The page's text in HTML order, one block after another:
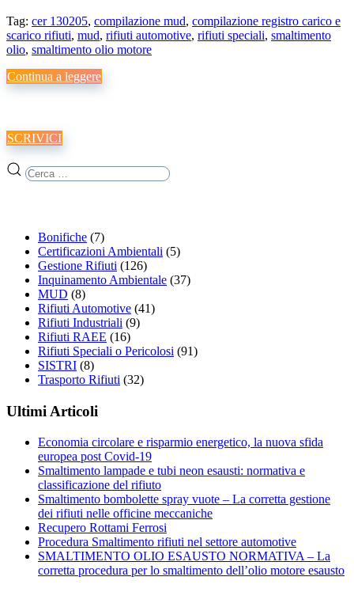
Tag: cer 130205, compilazione mud, compilazione registro carico e
scarico rifiuti, mud, rifiuti automotive, rifiuti speciali, smaltimento
olio, smaltimento olio motore
Continua a leggere
SCRIVICI
Bonifiche (7)
Certificazioni Ambientali (5)
Gestione Rifiuti (126)
Inquinamento Ambientale (37)
MUD (8)
Rifiuti Automotive (41)
Rifiuti Industriali (9)
Rifiuti RAEE (16)
Rifiuti Speciali o Pericolosi (91)
SISTRI (8)
Trasporto Rifiuti (32)
Ultimi Articoli
Economia circolare e risparmio energetico, la nuova sfida
europea post Covid-19
Smaltimento lampade e tubi neon esausti: normativa e
classificazione del rifiuto
Smaltimento bombolette spray vuote – La corretta gestione
dei rifiuti nelle officine meccaniche
Recupero Rottami Ferrosi
Procedura Smaltimento rifiuti nel settore automotive
SMALTIMENTO OLIO ESAUSTO NORMATIVA – La
corretta procedura per lo smaltimento dell’olio motore esausto